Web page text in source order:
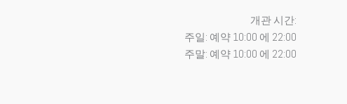
개관 시간:
주일: 예약 10:00 에 22:00
주말: 예약 10:00 에 22:00